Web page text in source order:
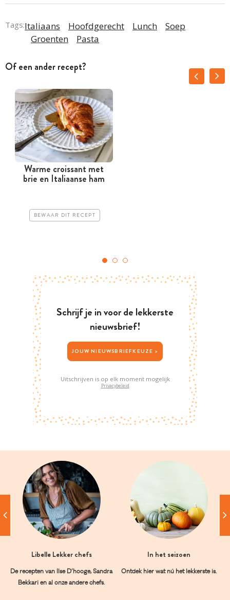
Tags:Italiaans Hoofdgerecht Lunch
Soep
Groenten
Pasta
Of een ander recept?
Warme croissant met
brie en Italiaanse ham
BEWAAR DIT RECEPT
Schrijf je in voor de lekkerste
nieuwsbrief!
JOUW NIEUWSBRIEFKEUZE >
Uitschrijven is op elk moment mogelijk
Privacybeleid
Libelle Lekker chefs
De recepten van Ilse D’hooge, Sandra
Bekkari en al onze andere chefs.
In het seizoen
Ontdek hier wat nú het lekkerste is.